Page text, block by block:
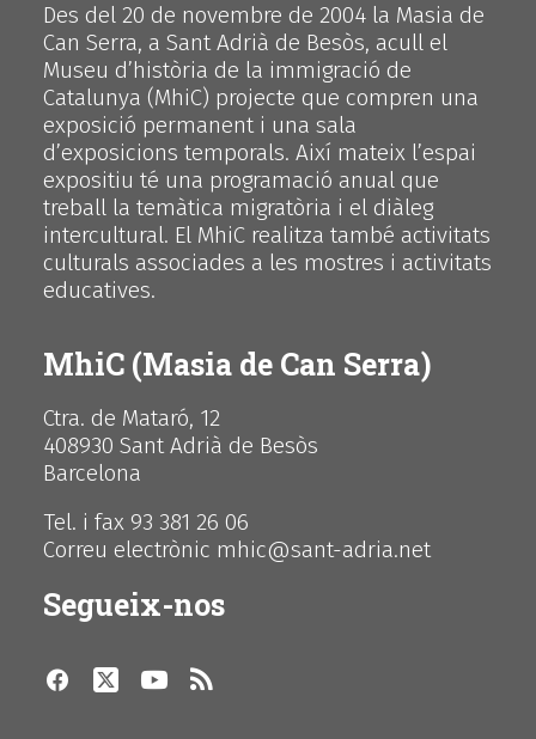
Des del 20 de novembre de 2004 la Masia de
Can Serra, a Sant Adrià de Besòs, acull el
Museu d’història de la immigració de
Catalunya (MhiC) projecte que compren una
exposició permanent i una sala
d’exposicions temporals. Així mateix l’espai
expositiu té una programació anual que
treball la temàtica migratòria i el diàleg
intercultural. El MhiC realitza també activitats
culturals associades a les mostres i activitats
educatives.
MhiC (Masia de Can Serra)
Ctra. de Mataró, 12
408930 Sant Adrià de Besòs
Barcelona
Tel. i fax 93 381 26 06
Correu electrònic mhic@sant-adria.net
Segueix-nos